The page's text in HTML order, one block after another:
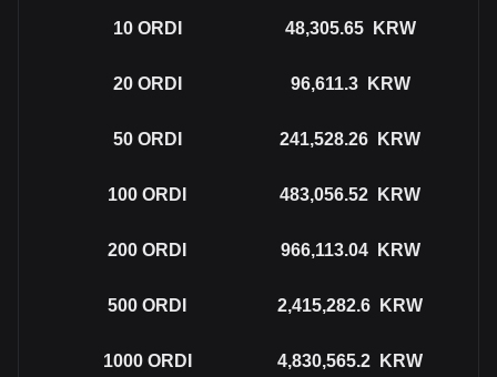
10 ORDI 48,305.65 KRW
20 ORDI 96,611.3 KRW
50 ORDI 241,528.26 KRW
100 ORDI 483,056.52 KRW
200 ORDI 966,113.04 KRW
500 ORDI 2,415,282.6 KRW
1000 ORDI 4,830,565.2 KRW